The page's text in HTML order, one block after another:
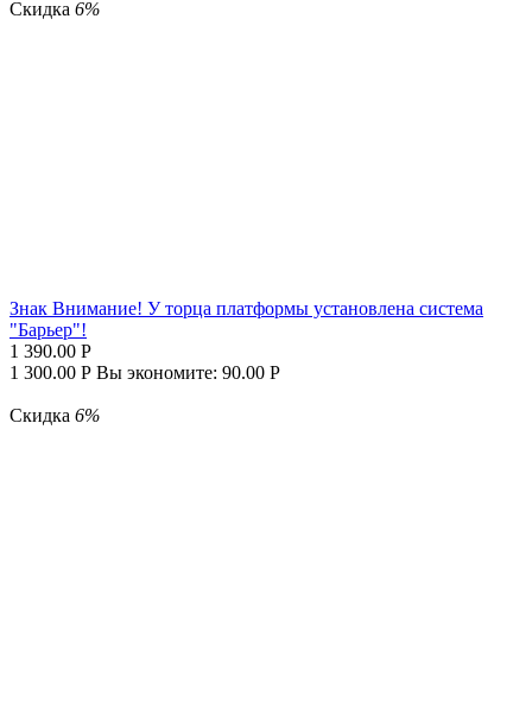
Скидка 6%
Знак Внимание! У торца платформы установлена система
"Барьер"!
1 390.00 Р
1 300.00 Р Вы экономите: 90.00 Р
Скидка 6%